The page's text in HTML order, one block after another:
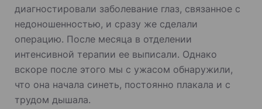
диагностировали заболевание глаз, связанное с
недоношенностью, и сразу же сделали
операцию. После месяца в отделении
интенсивной терапии ее выписали. Однако
вскоре после этого мы с ужасом обнаружили,
что она начала синеть, постоянно плакала и с
трудом дышала.